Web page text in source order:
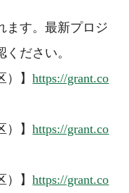
ます。最新プロジ
ださい。
）】https://grant.co
）】https://grant.co
）】https://grant.co